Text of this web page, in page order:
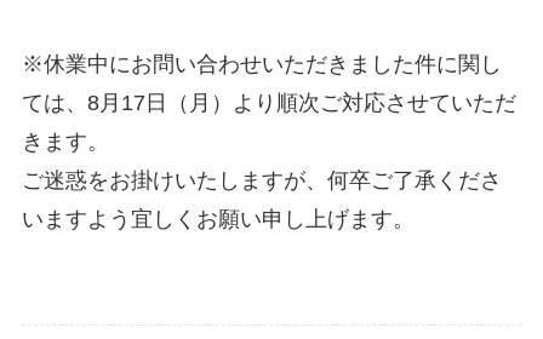
※休業中にお問い合わせいただきました件に関し
ては、8月17日（月）より順次ご対応させていただ
きます。
ご迷惑をお掛けいたしますが、何卒ご了承くださ
いますよう宜しくお願い申し上げます。